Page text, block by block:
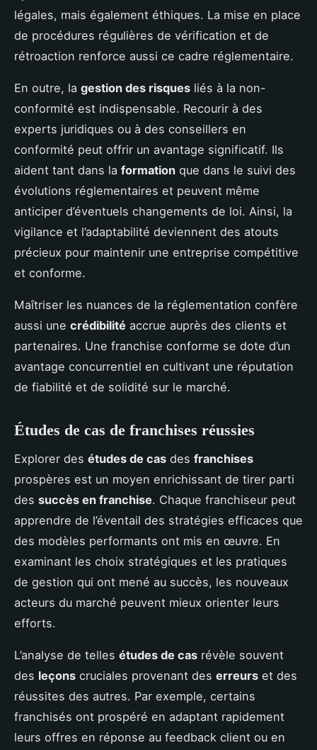
légales, mais également éthiques. La mise en place
de procédures régulières de vérification et de
rétroaction renforce aussi ce cadre réglementaire.
En outre, la gestion des risques liés à la non-
conformité est indispensable. Recourir à des
experts juridiques ou à des conseillers en
conformité peut offrir un avantage significatif. Ils
aident tant dans la formation que dans le suivi des
évolutions réglementaires et peuvent même
anticiper d’éventuels changements de loi. Ainsi, la
vigilance et l’adaptabilité deviennent des atouts
précieux pour maintenir une entreprise compétitive
et conforme.
Maîtriser les nuances de la réglementation confère
aussi une crédibilité accrue auprès des clients et
partenaires. Une franchise conforme se dote d’un
avantage concurrentiel en cultivant une réputation
de fiabilité et de solidité sur le marché.
Études de cas de franchises réussies
Explorer des études de cas des franchises
prospères est un moyen enrichissant de tirer parti
des succès en franchise. Chaque franchiseur peut
apprendre de l’éventail des stratégies efficaces que
des modèles performants ont mis en œuvre. En
examinant les choix stratégiques et les pratiques
de gestion qui ont mené au succès, les nouveaux
acteurs du marché peuvent mieux orienter leurs
efforts.
L’analyse de telles études de cas révèle souvent
des leçons cruciales provenant des erreurs et des
réussites des autres. Par exemple, certains
franchisés ont prospéré en adaptant rapidement
leurs offres en réponse au feedback client ou en